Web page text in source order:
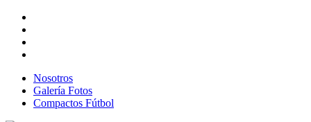
Nosotros
Galería Fotos
Compactos Fútbol